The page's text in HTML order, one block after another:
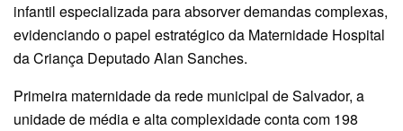
infantil especializada para absorver demandas complexas,
evidenciando o papel estratégico da Maternidade Hospital
da Criança Deputado Alan Sanches.
Primeira maternidade da rede municipal de Salvador, a
unidade de média e alta complexidade conta com 198